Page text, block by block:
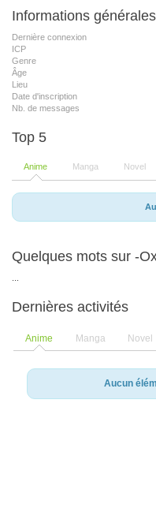
Informations générales
Dernière connexion
ICP
Genre
Âge
Lieu
Date d'inscription
Nb. de messages
Top 5
Anime Manga Novel
Quelques mots sur -
Dernières activités
Anime Manga Novel
Aucun